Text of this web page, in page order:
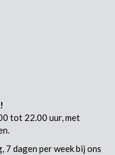
tot 22.00 uur, met
7 dagen per week bij ons